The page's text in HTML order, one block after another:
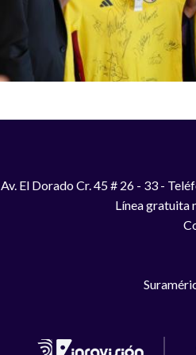
Av. El Dorado Cr. 45 # 26 - 33 -
Línea gratuita